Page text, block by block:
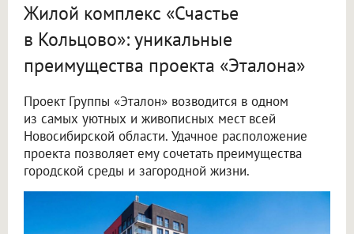
Жилой комплекс «Счастье
в Кольцово»: уникальные
преимущества проекта «Эталона»
Проект Группы «Эталон» возводится в одном
из самых уютных и живописных мест всей
Новосибирской области. Удачное расположение
проекта позволяет ему сочетать преимущества
городской среды и загородной жизни.